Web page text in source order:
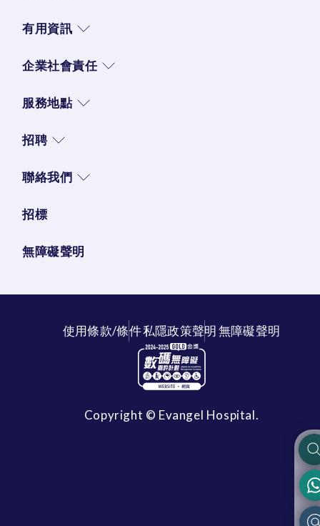
有用資訊
企業社會責任
服務地點
招聘
聯絡我們
招標
無障礙聲明
使用條款/條件私隱政策聲明無障礙聲明
Copyright © Evangel Hospital.